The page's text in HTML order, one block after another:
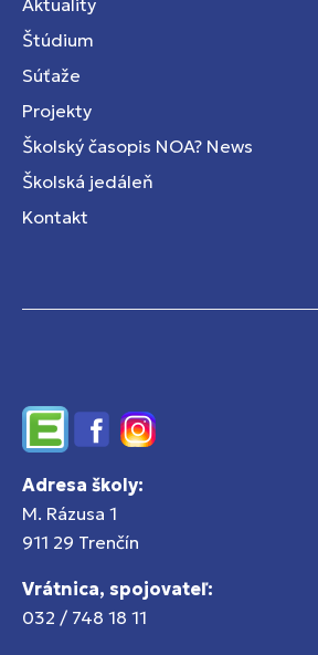
Aktuality
Štúdium
Súťaže
Projekty
Školský časopis NOA? News
Školská jedáleň
Kontakt
EdupageFacebookInstagram
Adresa školy:
M. Rázusa 1
911 29 Trenčín
Vrátnica, spojovateľ:
032 / 748 18 11